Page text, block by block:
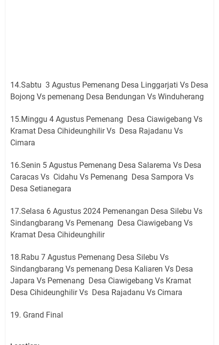
14.Sabtu 3 Agustus Pemenang Desa Linggarjati Vs Desa
Bojong Vs pemenang Desa Bendungan Vs Winduherang
15.Minggu 4 Agustus Pemenang Desa Ciawigebang Vs
Kramat Desa Cihideunghilir Vs Desa Rajadanu Vs
Cimara
16.Senin 5 Agustus Pemenang Desa Salarema Vs Desa
Caracas Vs Cidahu Vs Pemenang Desa Sampora Vs
Desa Setianegara
17.Selasa 6 Agustus 2024 Pemenangan Desa Silebu Vs
Sindangbarang Vs Pemenang Desa Ciawigebang Vs
Kramat Desa Cihideunghilir
18.Rabu 7 Agustus Pemenang Desa Silebu Vs
Sindangbarang Vs pemenang Desa Kaliaren Vs Desa
Japara Vs Pemenang Desa Ciawigebang Vs Kramat
Desa Cihideunghilir Vs Desa Rajadanu Vs Cimara
19. Grand Final